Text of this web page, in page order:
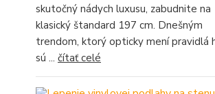
skutočný nádych luxusu, zabudnite na
klasický štandard 197 cm. Dnešným
trendom, ktorý opticky mení pravidlá
sú ... čítať celé